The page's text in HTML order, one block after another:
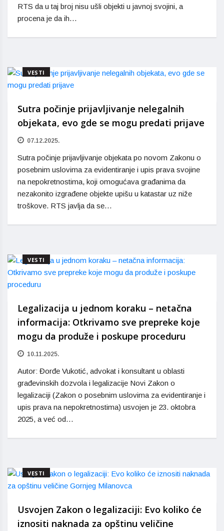
RTS da u taj broj nisu ušli objekti u javnoj svojini, a
procena je da ih…
VESTI
Sutra počinje prijavljivanje nelegalnih
objekata, evo gde se mogu predati prijave
07.12.2025.
Sutra počinje prijavljivanje objekata po novom Zakonu o
posebnim uslovima za evidentiranje i upis prava svojine
na nepokretnostima, koji omogućava građanima da
nezakonito izgrađene objekte upišu u katastar uz niže
troškove. RTS javlja da se…
VESTI
Legalizacija u jednom koraku – netačna
informacija: Otkrivamo sve prepreke koje
mogu da produže i poskupe proceduru
10.11.2025.
Autor: Đorđe Vukotić, advokat i konsultant u oblasti
građevinskih dozvola i legalizacije Novi Zakon o
legalizaciji (Zakon o posebnim uslovima za evidentiranje i
upis prava na nepokretnostima) usvojen je 23. oktobra
2025, a već od…
VESTI
Usvojen Zakon o legalizaciji: Evo koliko će
iznositi naknada za opštinu veličine